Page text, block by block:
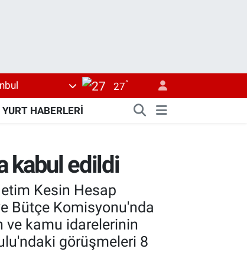
27°
YURT HABERLERİ
kabul edildi
Kesin Hesap
Bütçe Komisyonu'nda
ve kamu idarelerinin
görüşmeleri 8